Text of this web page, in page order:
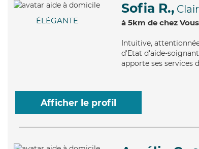
ÉLÉGANTE
Sofia R.,
à 5km de chez Vous
Intuitive,
d'Etat d'aide-
apporte ses services
Afficher le profil